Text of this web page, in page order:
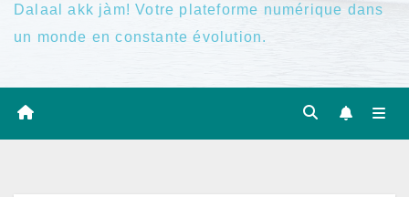
Dalaal akk jàm! Votre plateforme numérique dans
un monde en constante évolution.